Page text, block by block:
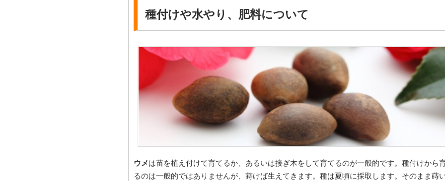
種付けや水やり、肥料について
ウメは苗を植え付けて育てるか、あるいは接ぎ木をして育てるのが一般的です。種付けから
るのは一般的ではありませんが、蒔けば生えてきます。種は夏頃に採取します。そのまま蒔